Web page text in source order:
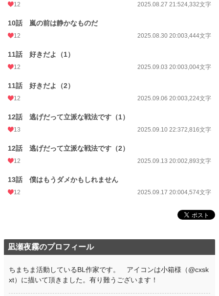
12 2025.08.27 21:524,332文字
10話 嵐の前は静かなものだ
12 2025.08.30 20:003,444文字
11話 好きだよ（1）
12 2025.09.03 20:003,004文字
11話 好きだよ（2）
12 2025.09.06 20:003,224文字
12話 逃げだって立派な戦法です（1）
13 2025.09.10 22:372,816文字
12話 逃げだって立派な戦法です（2）
12 2025.09.13 20:002,893文字
13話 僕はもうダメかもしれません
12 2025.09.17 20:004,574文字
凪瀬夜霧のプロフィール
ちまちま活動しているBL作家です。 アイコンは小箱様（@cxsk
xt）に描いて頂きました。有り難うございます！